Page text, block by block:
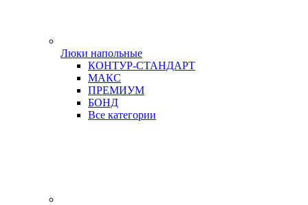
Люки напольные
КОНТУР-СТАНДАРТ
МАКС
ПРЕМИУМ
БОНД
Все категории